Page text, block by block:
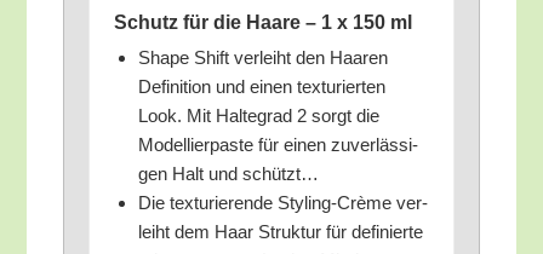
Schutz für die Haa­re – 1 x 150 ml
Shape Shift ver­leiht den Haa­ren
Defi­ni­ti­on und einen tex­tu­rier­ten
Look. Mit Hal­te­grad 2 sorgt die
Model­lier­pas­te für einen zuver­läs­si­
gen Halt und schützt…
Die tex­tu­rie­ren­de Sty­ling-Crè­me ver­
leiht dem Haar Struk­tur für defi­nier­te